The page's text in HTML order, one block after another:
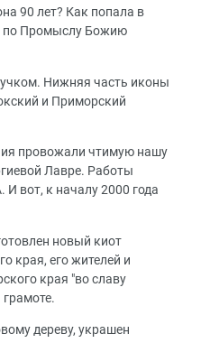
90 лет? Как попала в
по Промыслу Божию
Нижняя часть иконы
и Приморский
провожали чтимую нашу
Лавре. Работы
вот, к началу 2000 года
новый киот
края, его жителей и
края "во славу
дереву, украшен